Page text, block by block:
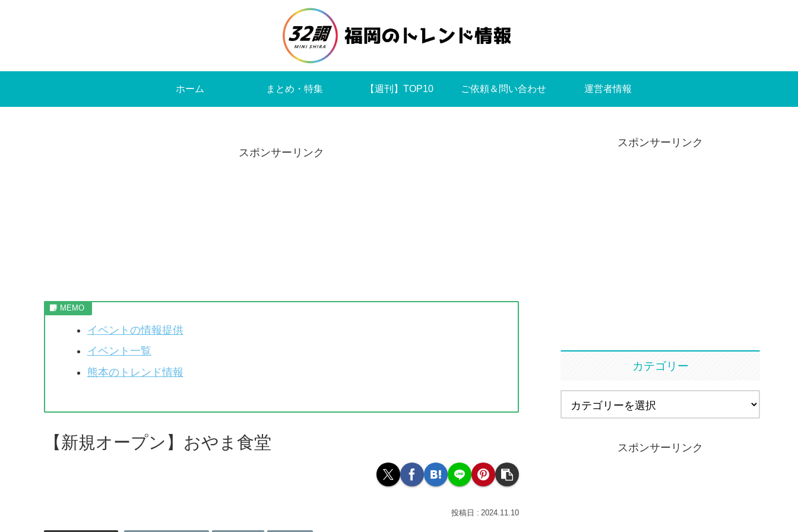
ホーム まとめ・特集 【週刊】TOP10 ご依頼＆問い合わせ 運営者情報
スポンサーリンク
イベントの情報提供
イベント一覧
熊本のトレンド情報
【新規オープン】おやま食堂
2024.11.10
スポンサーリンク
カテゴリー
スポンサーリンク